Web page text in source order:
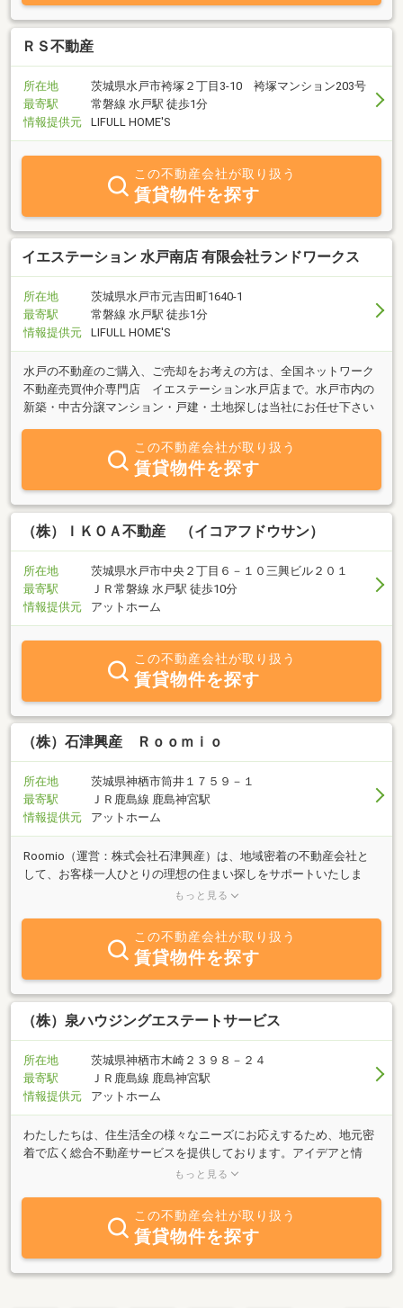
ＲＳ不動産
所在地
茨城県水戸市袴塚２丁目3-10 袴塚マンション203号
最寄駅
常磐線 水戸駅 徒歩1分
情報提供元
LIFULL HOME'S
この不動産会社が取り扱う
賃貸物件を探す
イエステーション 水戸南店 有限会社ランドワークス
所在地
茨城県水戸市元吉田町1640-1
最寄駅
常磐線 水戸駅 徒歩1分
情報提供元
LIFULL HOME'S
水戸の不動産のご購入、ご売却をお考えの方は、全国ネットワーク
不動産売買仲介専門店 イエステーション水戸店まで。水戸市内の
新築・中古分譲マンション・戸建・土地探しは当社にお任せ下さい
この不動産会社が取り扱う
賃貸物件を探す
（株）ＩＫＯＡ不動産 （イコアフドウサン）
所在地
茨城県水戸市中央２丁目６－１０三興ビル２０１
最寄駅
ＪＲ常磐線 水戸駅 徒歩10分
情報提供元
アットホーム
この不動産会社が取り扱う
賃貸物件を探す
（株）石津興産 Ｒｏｏｍｉｏ
所在地
茨城県神栖市筒井１７５９－１
最寄駅
ＪＲ鹿島線 鹿島神宮駅
情報提供元
アットホーム
Roomio（運営：株式会社石津興産）は、地域密着の不動産会社と
して、お客様一人ひとりの理想の住まい探しをサポートいたしま
す。「理想のくらしを、もっと近くに」を理念に、売買・賃貸・管
より大切にしています。単なる物件紹介にとどまらず、お客様のラ
イフプランや将来設計に寄り添った最適なご提案を心がけておりま
す。出会いからご契約、その先の暮らしまで。長く続く安心のパー
トナーとして、末永くお付き合いいただける企業を目指しておりま
す。ぜひ、お気軽にお問い合わせください。
もっと見る
この不動産会社が取り扱う
賃貸物件を探す
（株）泉ハウジングエステートサービス
所在地
茨城県神栖市木崎２３９８－２４
最寄駅
ＪＲ鹿島線 鹿島神宮駅
情報提供元
アットホーム
わたしたちは、住生活全の様々なニーズにお応えするため、地元密
着で広く総合不動産サービスを提供しております。アイデアと情
熱、最新ＩＴ技術の活用による住生活への貢献を通じ、神栖市・鹿
もっと見る
この不動産会社が取り扱う
賃貸物件を探す